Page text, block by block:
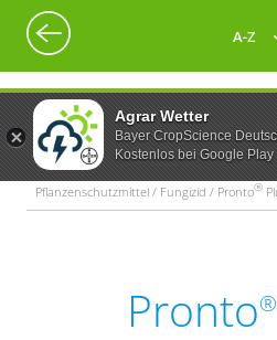
Agrar Wetter
Bayer CropScience
Kostenlos bei Google Play
A-Z
Pflanzenschutzmittel / Fungizid / Pronto®
Pronto®